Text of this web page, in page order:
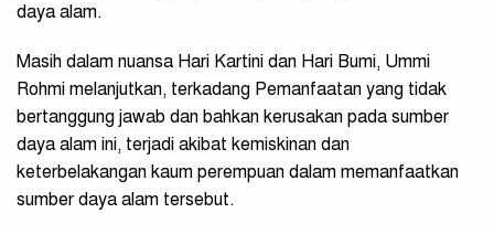
daya alam.
Masih dalam nuansa Hari Kartini dan Hari Bumi, Ummi
Rohmi melanjutkan, terkadang Pemanfaatan yang tidak
bertanggung jawab dan bahkan kerusakan pada sumber
daya alam ini, terjadi akibat kemiskinan dan
keterbelakangan kaum perempuan dalam memanfaatkan
sumber daya alam tersebut.